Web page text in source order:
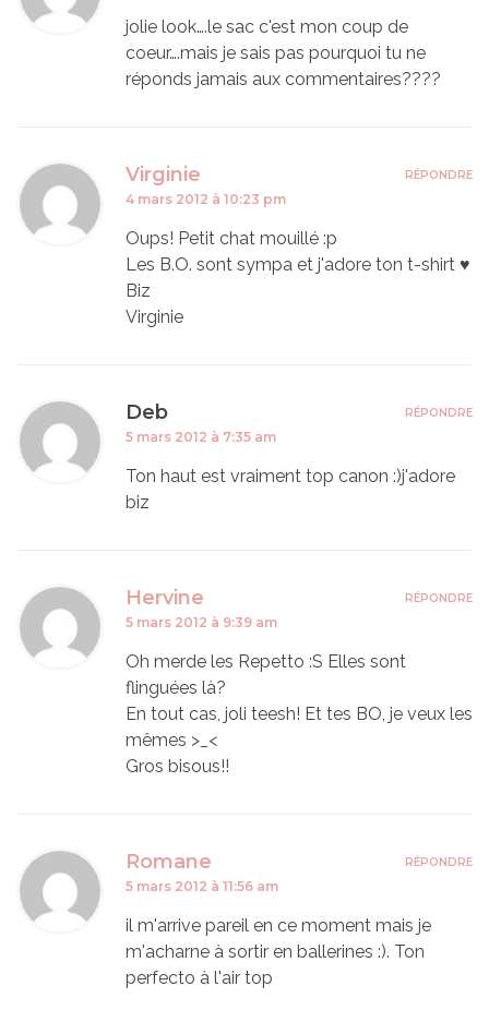
jolie look….le sac c'est mon coup de
coeur….mais je sais pas pourquoi tu ne
réponds jamais aux commentaires????
Virginie
4 mars 2012 à 10:23 pm
Oups! Petit chat mouillé :p
Les B.O. sont sympa et j'adore ton t-shirt ♥
Biz
Virginie
RÉPONDRE
Deb
5 mars 2012 à 7:35 am
Ton haut est vraiment top canon :)j'adore
biz
RÉPONDRE
Hervine
5 mars 2012 à 9:39 am
Oh merde les Repetto :S Elles sont
flinguées là?
En tout cas, joli teesh! Et tes BO, je veux les
mêmes >_<
Gros bisous!!
RÉPONDRE
Romane
5 mars 2012 à 11:56 am
il m'arrive pareil en ce moment mais je
m'acharne à sortir en ballerines :). Ton
perfecto à l'air top
RÉPONDRE